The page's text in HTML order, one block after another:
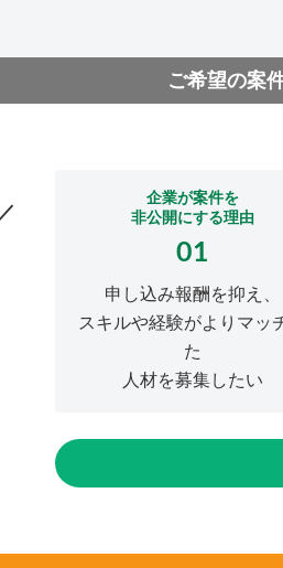
ご希望の案
企業が案件を
非公開にする理由
01
申し込み報酬を抑え、
スキルや経験がよりマッ
た
人材を募集したい